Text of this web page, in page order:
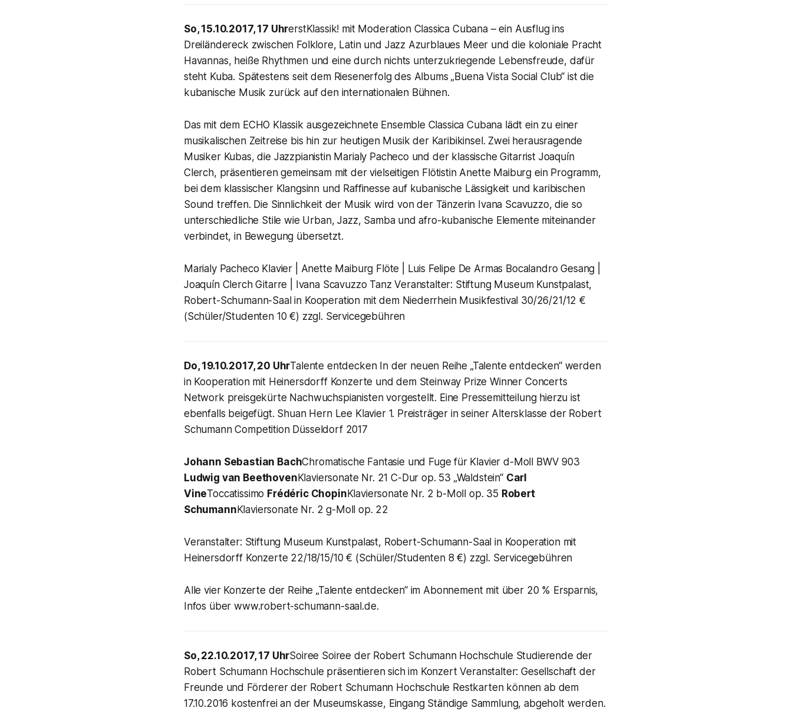
So, 15.10.2017, 17 UhrerstKlassik! mit Moderation Classica Cubana – ein Ausflug ins
Dreiländereck zwischen Folklore, Latin und Jazz Azurblaues Meer und die koloniale Pracht
Havannas, heiße Rhythmen und eine durch nichts unterzukriegende Lebensfreude, dafür
steht Kuba. Spätestens seit dem Riesenerfolg des Albums „Buena Vista Social Club“ ist die
kubanische Musik zurück auf den internationalen Bühnen.
Das mit dem ECHO Klassik ausgezeichnete Ensemble Classica Cubana lädt ein zu einer
musikalischen Zeitreise bis hin zur heutigen Musik der Karibikinsel. Zwei herausragende
Musiker Kubas, die Jazzpianistin Marialy Pacheco und der klassische Gitarrist Joaquín
Clerch, präsentieren gemeinsam mit der vielseitigen Flötistin Anette Maiburg ein Programm,
bei dem klassischer Klangsinn und Raffinesse auf kubanische Lässigkeit und karibischen
Sound treffen. Die Sinnlichkeit der Musik wird von der Tänzerin Ivana Scavuzzo, die so
unterschiedliche Stile wie Urban, Jazz, Samba und afro-kubanische Elemente miteinander
verbindet, in Bewegung übersetzt.
Marialy Pacheco Klavier | Anette Maiburg Flöte | Luis Felipe De Armas Bocalandro Gesang |
Joaquín Clerch Gitarre | Ivana Scavuzzo Tanz Veranstalter: Stiftung Museum Kunstpalast,
Robert-Schumann-Saal in Kooperation mit dem Niederrhein Musikfestival 30/26/21/12 €
(Schüler/Studenten 10 €) zzgl. Servicegebühren
Do, 19.10.2017, 20 UhrTalente entdecken In der neuen Reihe „Talente entdecken“ werden
in Kooperation mit Heinersdorff Konzerte und dem Steinway Prize Winner Concerts
Network preisgekürte Nachwuchspianisten vorgestellt. Eine Pressemitteilung hierzu ist
ebenfalls beigefügt. Shuan Hern Lee Klavier 1. Preisträger in seiner Altersklasse der Robert
Schumann Competition Düsseldorf 2017
Johann Sebastian BachChromatische Fantasie und Fuge für Klavier d-Moll BWV 903
Ludwig van Beethoven Klaviersonate Nr. 21 C-Dur op. 53 „Waldstein“ Carl
VineToccatissimo Frédéric Chopin Klaviersonate Nr. 2 b-Moll op. 35 Robert
Schumann Klaviersonate Nr. 2 g-Moll op. 22
Veranstalter: Stiftung Museum Kunstpalast, Robert-Schumann-Saal in Kooperation mit
Heinersdorff Konzerte 22/18/15/10 € (Schüler/Studenten 8 €) zzgl. Servicegebühren
Alle vier Konzerte der Reihe „Talente entdecken“ im Abonnement mit über 20 % Ersparnis,
Infos über www.robert-schumann-saal.de.
So, 22.10.2017, 17 UhrSoiree Soiree der Robert Schumann Hochschule Studierende der
Robert Schumann Hochschule präsentieren sich im Konzert Veranstalter: Gesellschaft der
Freunde und Förderer der Robert Schumann Hochschule Restkarten können ab dem
17.10.2016 kostenfrei an der Museumskasse, Eingang Ständige Sammlung, abgeholt werden.